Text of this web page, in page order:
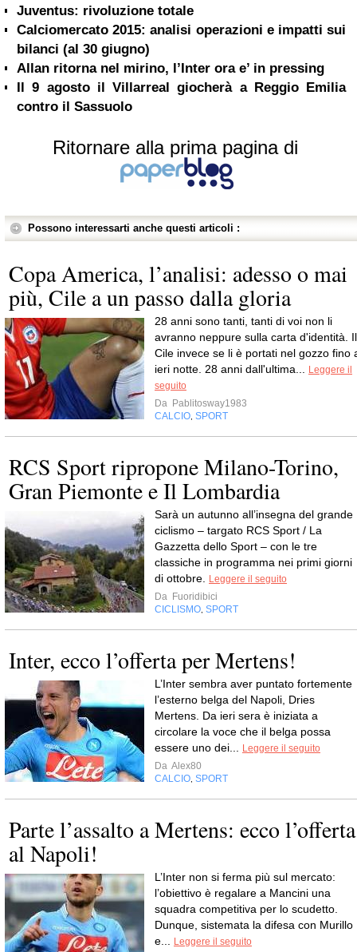
Juventus: rivoluzione totale
Calciomercato 2015: analisi operazioni e impatti sui
bilanci (al 30 giugno)
Allan ritorna nel mirino, l’Inter ora e’ in pressing
Il 9 agosto il Villarreal giocherà a Reggio Emilia
contro il Sassuolo
Ritornare alla prima pagina di
Possono interessarti anche questi articoli :
Copa America, l’analisi: adesso o mai
più, Cile a un passo dalla gloria
28 anni sono tanti, tanti di voi non li
avranno neppure sulla carta d'identità. Il
Cile invece se li è portati nel gozzo fino
ieri notte. 28 anni dall'ultima...
Leggere il
seguito
Da Pablitosway1983
CALCIO SPORT
RCS Sport ripropone Milano-Torino,
Gran Piemonte e Il Lombardia
Sarà un autunno all’insegna del grande
ciclismo – targato RCS Sport / La
Gazzetta dello Sport – con le tre
classiche in programma nei primi giorni
di ottobre.
Leggere il seguito
Da Fuoridibici
CICLISMO SPORT
Inter, ecco l’offerta per Mertens!
L’Inter sembra aver puntato fortemente
l’esterno belga del Napoli, Dries
Mertens. Da ieri sera è iniziata a
circolare la voce che il belga possa
essere uno dei...
Leggere il seguito
Da Alex80
CALCIO SPORT
Parte l’assalto a Mertens: ecco l’offerta
al Napoli!
L’Inter non si ferma più sul mercato:
l’obiettivo è regalare a Mancini una
squadra competitiva per lo scudetto.
Dunque, sistemata la difesa con Murillo
e...
Leggere il seguito